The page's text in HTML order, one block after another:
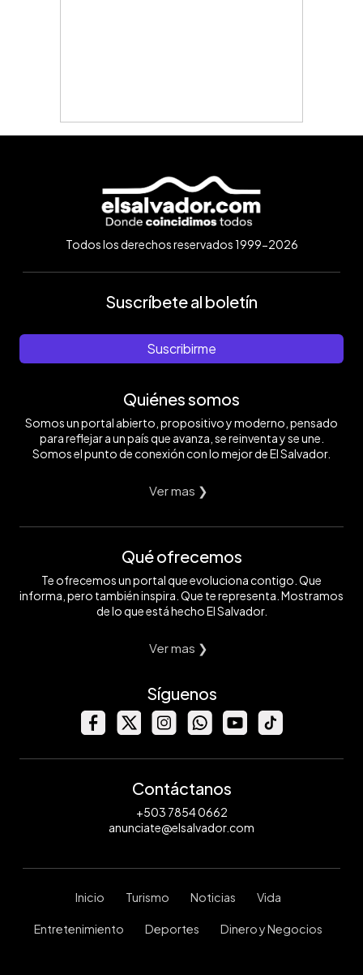
Todos los derechos reservados 1999-2026
Suscríbete al boletín
Suscribirme
Quiénes somos
Somos un portal abierto, propositivo y moderno, pensado
para reflejar a un país que avanza, se reinventa y se une.
Somos el punto de conexión con lo mejor de El Salvador.
Ver mas ❯
Qué ofrecemos
Te ofrecemos un portal que evoluciona contigo. Que
informa, pero también inspira. Que te representa. Mostramos
de lo que está hecho El Salvador.
Ver mas ❯
Síguenos
Contáctanos
+503 7854 0662
anunciate@elsalvador.com
Inicio Turismo Noticias Vida
Entretenimiento Deportes Dinero y Negocios